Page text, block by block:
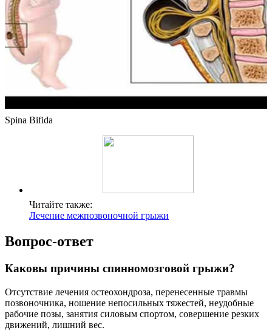
Spina Bifida
Читайте также:
Лечение межпозвоночной грыжи
Вопрос-ответ
Каковы причины спинномозговой грыжи?
Отсутствие лечения остеохондроза, перенесенные травмы
позвоночника, ношение непосильных тяжестей, неудобные
рабочие позы, занятия силовым спортом, совершение резких
движений, лишний вес.